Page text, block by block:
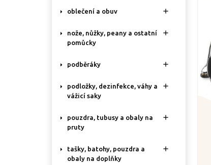
oblečení a obuv 
nože, nůžky, peany a ostatní
pomůcky

podběráky 
podložky, dezinfekce, váhy a
vážicí saky

pouzdra, tubusy a obaly na
pruty

tašky, batohy, pouzdra a
obaly na doplňky
